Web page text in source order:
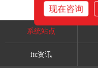
系统站点
itc资讯
现在咨询